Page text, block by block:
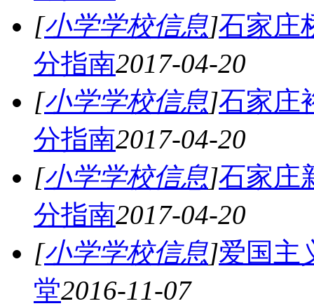
[小学学校信息]石家庄
分指南2017-04-20
[小学学校信息]石家庄
分指南2017-04-20
[小学学校信息]石家庄
分指南2017-04-20
[小学学校信息]爱国主
堂2016-11-07